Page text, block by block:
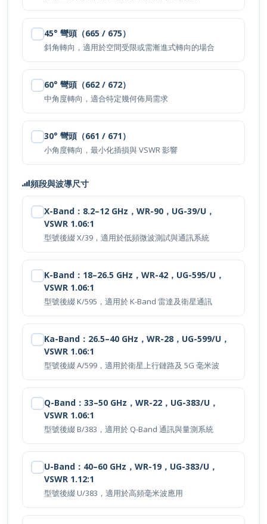
45° 彎頭（665 / 675）
斜角轉向，適用於空間受限或需漸進式轉向的場合
60° 彎頭（662 / 672）
中角度轉向，適合特定幾何佈局需求
30° 彎頭（661 / 671）
小角度轉向，最小化插損與 VSWR 影響
X-Band：8.2–12 GHz，WR-90，UG-39/U，
VSWR 1.06:1
型號後綴 X/39，適用於低頻微波測試與通訊系統
K-Band：18–26.5 GHz，WR-42，UG-595/U，
VSWR 1.06:1
型號後綴 K/595，適用於 K-Band 雷達及衛星通訊
Ka-Band：26.5–40 GHz，WR-28，UG-599/U，
VSWR 1.06:1
型號後綴 A/599，適用於衛星上行鏈路及 5G 毫米波
Q-Band：33–50 GHz，WR-22，UG-383/U，
VSWR 1.06:1
型號後綴 B/383，適用於 Q-Band 通訊與量測系統
U-Band：40–60 GHz，WR-19，UG-383/U，
VSWR 1.12:1
型號後綴 U/383，適用於高頻毫米波應用
V-Band：50–75 GHz，WR-15，UG-385/U，